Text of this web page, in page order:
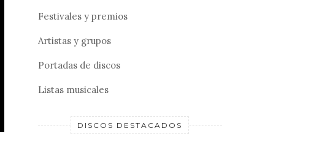
Festivales y premios
Artistas y grupos
Portadas de discos
Listas musicales
DISCOS DESTACADOS